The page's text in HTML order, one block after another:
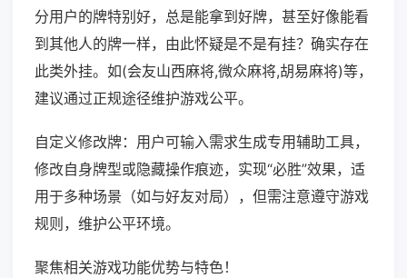
分用户的牌特别好，总是能拿到好牌，甚至好像能看
到其他人的牌一样，由此怀疑是不是有挂？确实存在
此类外挂。如(会友山西麻将,微众麻将,胡易麻将)等，
建议通过正规途径维护游戏公平。
自定义修改牌：用户可输入需求生成专用辅助工具，
修改自身牌型或隐藏操作痕迹，实现“必胜”效果，适
用于多种场景（如与好友对局），但需注意遵守游戏
规则，维护公平环境。
聚焦相关游戏功能优势与特色！